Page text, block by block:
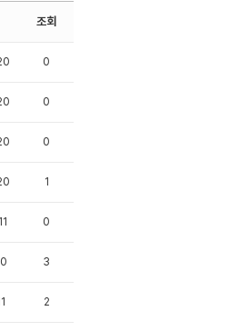
조회
0
0
0
1
0
3
2